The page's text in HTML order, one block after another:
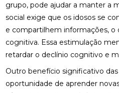
grupo, pode ajudar a manter a
social exige que os idosos se
e compartilhem informações, o
cognitiva. Essa estimulação
retardar o declínio cognitivo e
Outro benefício significativo
oportunidade de aprender